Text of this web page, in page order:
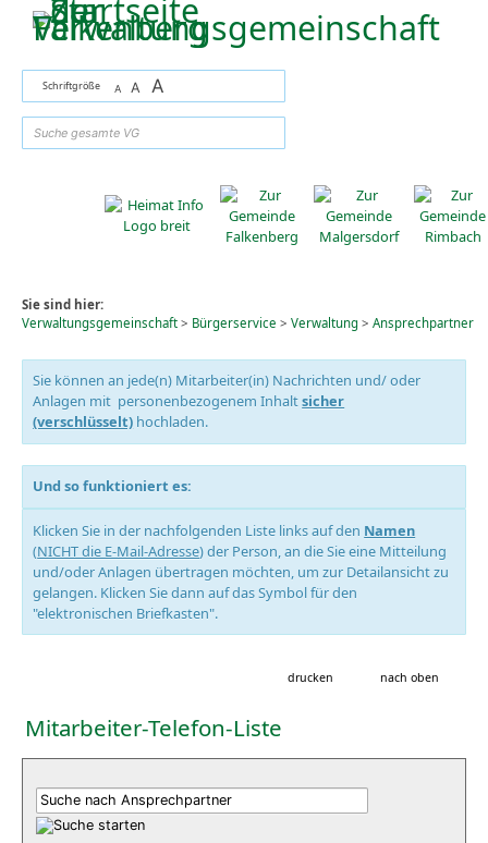
Zum Inhalt,zur Navigationoder
Schriftgröße A A A
Sie sind hier:
Verwaltungsgemeinschaft> Bürgerservice > Verwaltung> Ansprechpartner
Sie können an jede(n) Mitarbeiter(in) Nachrichten und/ oder
Anlagen mit personenbezogenem Inhaltsicher
(verschlüsselt) hochladen.
Und so funktioniert es:
Klicken Sie in der nachfolgenden Liste links auf den Namen
(NICHT die E-Mail-Adresse) der Person, an die Sie eine Mitteilung
und/oder Anlagen übertragen möchten, um zur Detailansicht zu
gelangen. Klicken Sie dann auf das Symbol für den
"elektronischen Briefkasten".
drucken nach oben
Mitarbeiter-Telefon-Liste